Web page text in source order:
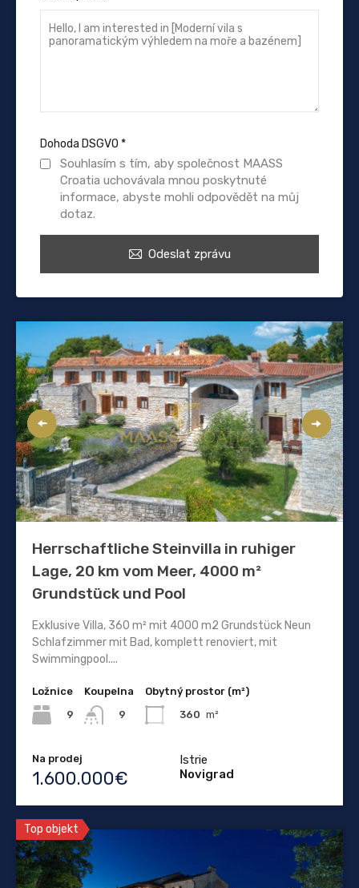
Dohoda DSGVO *
Souhlasím s tím, aby společnost MAASS
Croatia uchovávala mnou poskytnuté
informace, abyste mohli odpovědět na můj
dotaz.
Odeslat zprávu
Herrschaftliche Steinvilla in ruhiger
Lage, 20 km vom Meer, 4000 m²
Grundstück und Pool
Exklusive Villa, 360 m² mit 4000 m2 Grundstück Neun
Schlafzimmer mit Bad, komplett renoviert, mit
Swimmingpool....
Ložnice
9
Koupelna
9
Obytný prostor (m²)
360 m²
Na prodej
1.600.000€
Istrie
Novigrad
Top objekt